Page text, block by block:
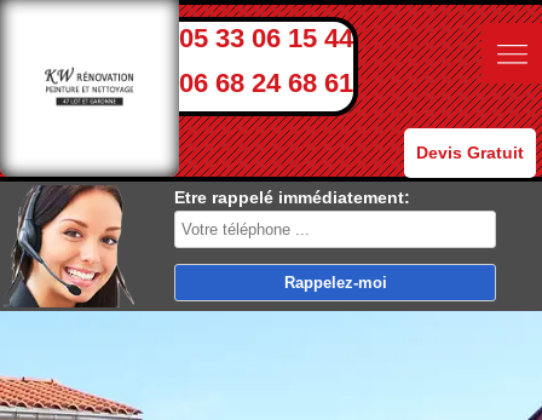
05 33 06 15 44
06 68 24 68 61
Devis Gratuit
Etre rappelé immédiatement: